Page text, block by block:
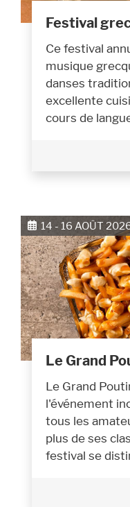
Festival
Ce festival
musique
danses
excellente
cours de
14 - 16 AOÛT
Le Grand
Le Grand
l'événement
tous les
plus de ses
festival se